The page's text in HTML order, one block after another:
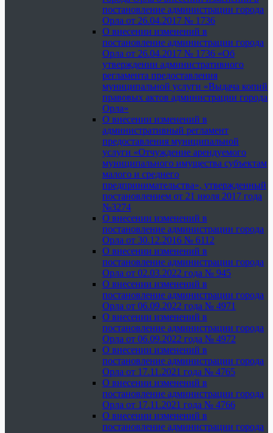
постановление администрации города
Орла от 26.04.2017 № 1736
О внесении изменений в
постановление администрации города
Орла от 26.04.2017 № 1736 «Об
утверждении административного
регламента предоставления
муниципальной услуги «Выдача копий
правовых актов администрации города
Орла»
О внесении изменений в
административный регламент
предоставления муниципальной
услуги «Отчуждение арендуемого
муниципального имущества субъектам
малого и среднего
предпринимательства», утвержденный
постановлением от 21 июля 2017 года
№3274
О внесении изменений в
постановление администрации города
Орла от 30.12.2016 № 6112
О внесении изменений в
постановление администрации города
Орла от 02.03.2022 года № 945
О внесении изменений в
постановление администрации города
Орла от 06.09.2022 года № 4971
О внесении изменений в
постановление администрации города
Орла от 06.09.2022 года № 4972
О внесении изменений в
постановление администрации города
Орла от 17.11.2021 года № 4765
О внесении изменений в
постановление администрации города
Орла от 17.11.2021 года № 4766
О внесении изменений в
постановление администрации города